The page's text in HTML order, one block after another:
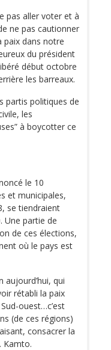
pas aller voter et à
ne pas cautionner
paix dans notre
du président
début octobre
les barreaux.
partis politiques de
les
à boycotter ce
le 10
et municipales,
se tiendraient
Une partie de
de ces élections,
où le pays est
aujourd’hui, qui
rétabli la paix
ouest…c’est
(de ces régions)
consacrer la
Kamto.